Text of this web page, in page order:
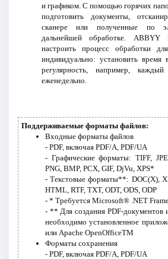
и графиком. С помощью горячих
подготовить документы,
сканере или полученные по
дальнейшей обработке. ABBYY
настроить процесс обработки
индивидуально: установить время
регулярность, например,
еженедельно.
Поддерживаемые форматы файлов:
Входные форматы файлов
- PDF, включая PDF/A, PDF/UA
- Графические форматы: TIFF,
PNG, BMP, PCX, GIF, DjVu, XPS*
- Текстовые форматы**: DOC(X),
HTML, RTF, TXT, ODT, ODS, ODP
- * Требуется Microsoft® .NET
- ** Для создания PDF-документов
необходимо установленное
или Apache OpenOfficeTM
Форматы сохранения
- PDF, включая PDF/A, PDF/UA